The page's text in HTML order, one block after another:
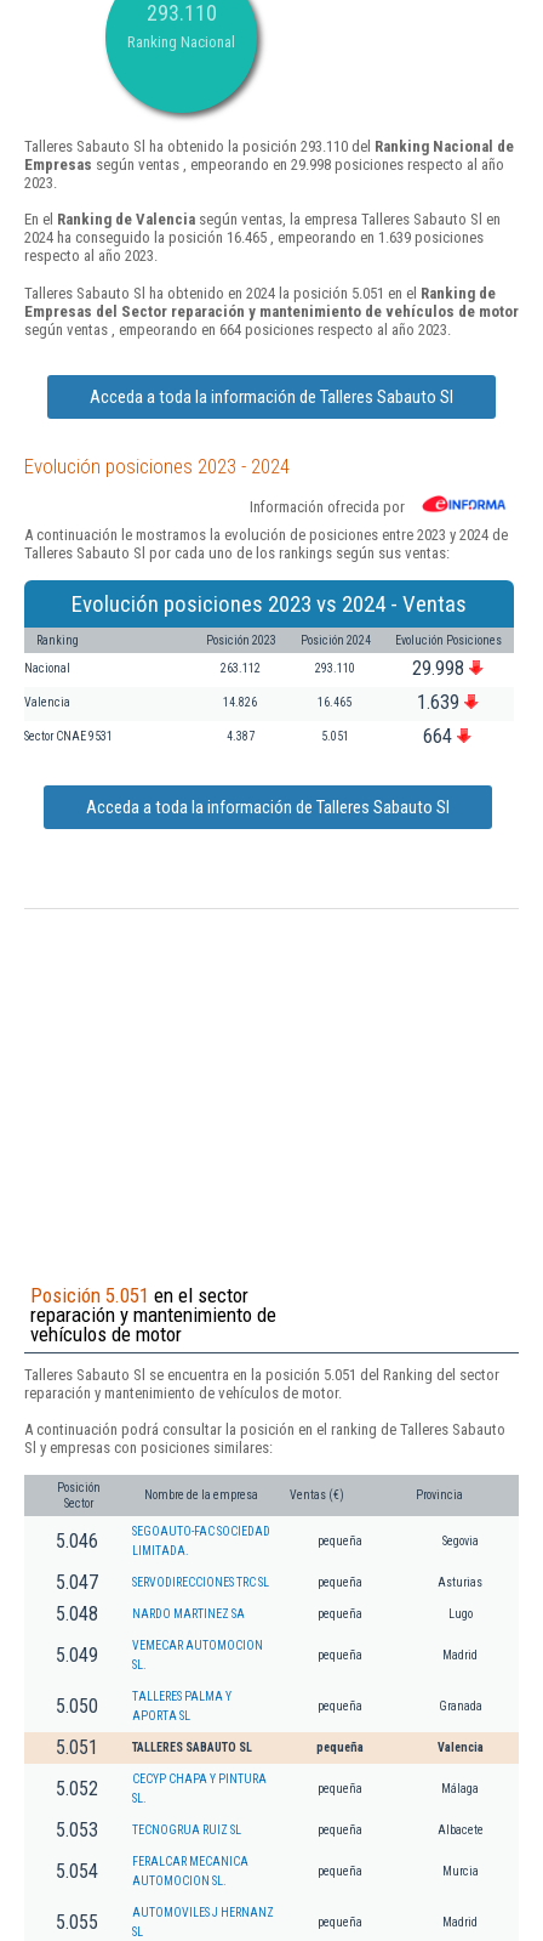
293.110
Ranking Nacional
Talleres Sabauto Sl ha obtenido la posición 293.110 del Ranking Nacional de
Empresas según ventas , empeorando en 29.998 posiciones respecto al año
2023.
En el Ranking de Valencia según ventas, la empresa Talleres Sabauto Sl en
2024 ha conseguido la posición 16.465 , empeorando en 1.639 posiciones
respecto al año 2023.
Talleres Sabauto Sl ha obtenido en 2024 la posición 5.051 en el Ranking de
Empresas del Sector reparación y mantenimiento de vehículos de motor
según ventas , empeorando en 664 posiciones respecto al año 2023.
Acceda a toda la información de Talleres Sabauto Sl
Evolución posiciones 2023 - 2024
Información ofrecida por
A continuación le mostramos la evolución de posiciones entre 2023 y 2024 de
Talleres Sabauto Sl por cada uno de los rankings según sus ventas:
Evolución posiciones 2023 vs 2024 - Ventas
Ranking Posición 2023 Posición 2024 Evolución Posiciones
Nacional 263.112 293.110 29.998
Valencia 14.826 16.465 1.639
Sector CNAE 9531 4.387 5.051 664
Acceda a toda la información de Talleres Sabauto Sl
Posición 5.051 en el sector
reparación y mantenimiento de
vehículos de motor
Talleres Sabauto Sl se encuentra en la posición 5.051 del Ranking del sector
reparación y mantenimiento de vehículos de motor.
A continuación podrá consultar la posición en el ranking de Talleres Sabauto
Sl y empresas con posiciones similares:
Posición
Sector
Nombre de la empresa Ventas (€) Provincia
5.046
SEGOAUTO-FAC SOCIEDAD
LIMITADA.
pequeña Segovia
5.047 SERVODIRECCIONES TRC SL pequeña Asturias
5.048 NARDO MARTINEZ SA pequeña Lugo
5.049
VEMECAR AUTOMOCION
SL.
pequeña Madrid
5.050
TALLERES PALMA Y
APORTA SL
pequeña Granada
5.051 TALLERES SABAUTO SL pequeña Valencia
5.052
CECYP CHAPA Y PINTURA
SL.
pequeña Málaga
5.053 TECNOGRUA RUIZ SL pequeña Albacete
5.054
FERALCAR MECANICA
AUTOMOCION SL.
pequeña Murcia
5.055
AUTOMOVILES J HERNANZ
SL
pequeña Madrid